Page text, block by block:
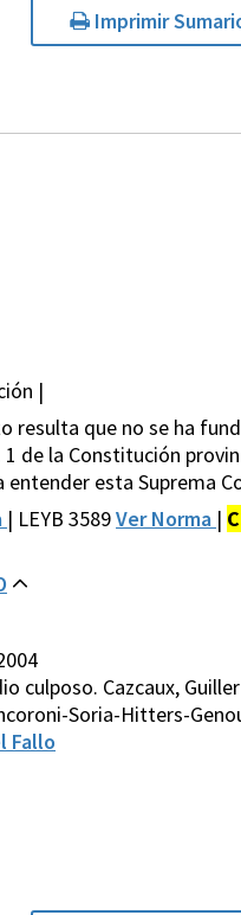
Imprimir
|
resulta que no se ha
de la Constitución
entender esta Suprema
| LEYB 3589Ver Norma |
culposo. Cazcaux,
Soria-Hitters-
Fallo